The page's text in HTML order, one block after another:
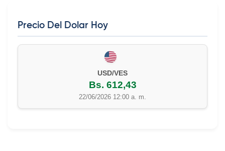
Precio Del Dolar Hoy
USD/VES
Bs. 612,43
22/06/2026 12:00 a. m.